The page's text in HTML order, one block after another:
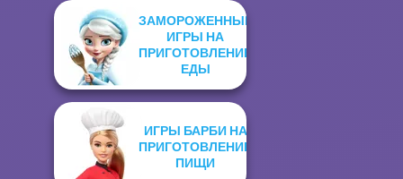
ЗАМОРОЖЕННЫЕ
ИГРЫ НА
ПРИГОТОВЛЕНИЕ
ЕДЫ
ИГРЫ БАРБИ НА
ПРИГОТОВЛЕНИЕ
ПИЩИ